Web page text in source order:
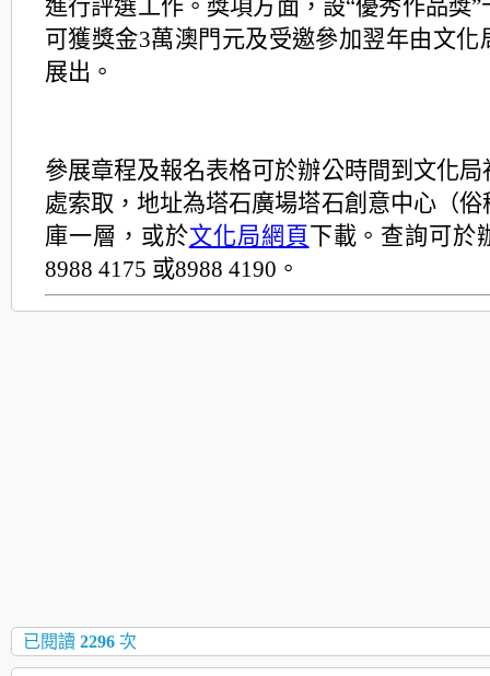
進行評選工作。獎項方面，設“優秀作品獎
可獲獎金3萬澳門元及受邀參加翌年由文化
展出。
參展章程及報名表格可於辦公時間到文化局
處索取，地址為塔石廣場塔石創意中心（俗
庫一層，或於文化局網頁 下載。查詢可於
8988 4175 或8988 4190。
已閱讀 2296 次